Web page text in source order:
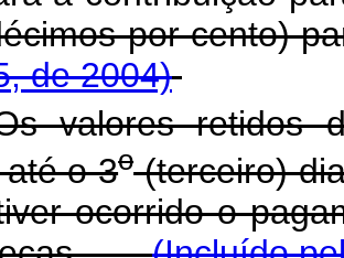
por
de 2004)
valores retidos
o 3o(terceiro)
ocorrido o